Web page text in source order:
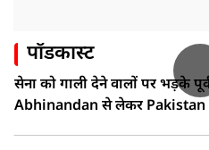
पॉडकास्ट
सेना को गाली देने वालों पर भड़के
Abhinandan से लेकर Pakistan